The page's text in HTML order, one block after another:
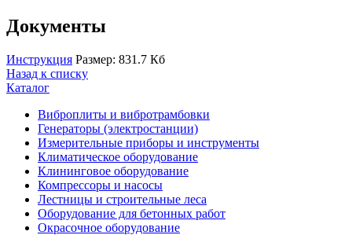
Документы
Инструкция Размер: 831.7 Кб
Назад к списку
Каталог
Виброплиты и вибротрамбовки
Генераторы (электростанции)
Измерительные приборы и инструменты
Климатическое оборудование
Клининговое оборудование
Компрессоры и насосы
Лестницы и строительные леса
Оборудование для бетонных работ
Окрасочное оборудование